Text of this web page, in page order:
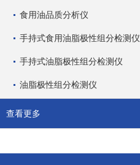
食用油品质分析仪
手持式食用油脂极性组分检测仪
手持式油脂极性组分检测仪
油脂极性组分检测仪
查看更多